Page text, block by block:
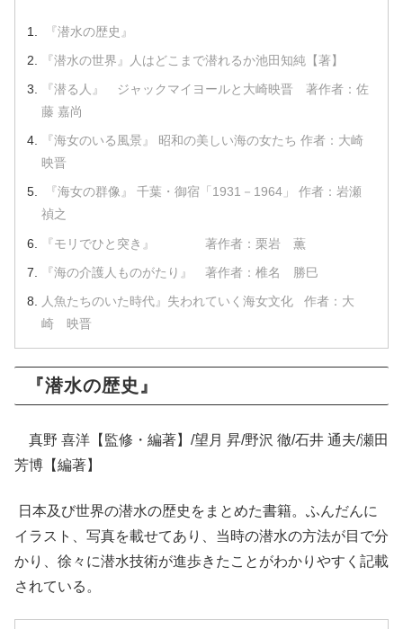
『潜水の歴史』
『潜水の世界』 人はどこまで潜れるか 池田知純【著】
『潜る人』 ジャックマイヨールと大崎映晋 著作者：佐
藤 嘉尚
『海女のいる風景』 昭和の美しい海の女たち 作者：大崎
映晋
『海女の群像』 千葉・御宿「1931－1964」 作者：岩瀬
禎之
『モリでひと突き』 著作者：栗岩 薫
『海の介護人ものがたり』 著作者：椎名 勝巳
人魚たちのいた時代』 失われていく海女文化 作者：大
崎 映晋
『潜水の歴史』
真野 喜洋【監修・編著】 /望月 昇/野沢 徹/石井 通夫/瀬田
芳博【編著】
日本及び世界の潜水の歴史をまとめた書籍。ふんだんに
イラスト、写真を載せてあり、当時の潜水の方法が目で分
かり、徐々に潜水技術が進歩きたことがわかりやすく記載
されている。